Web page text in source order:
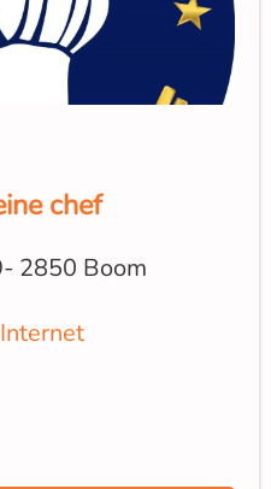
chef
2850 Boom